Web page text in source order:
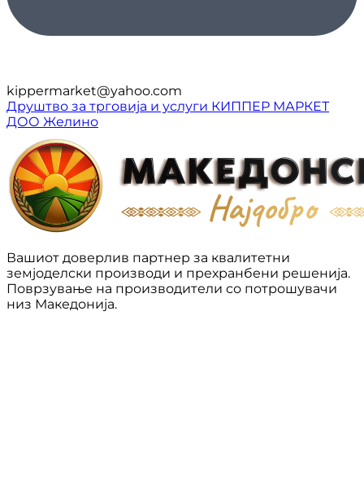
kippermarket@yahoo.com
Друштво за трговија и услуги КИППЕР МАРКЕТ
ДОО Желино
Вашиот доверлив партнер за квалитетни
земјоделски производи и прехранбени решенија.
Поврзување на производители со потрошувачи
низ Македонија.